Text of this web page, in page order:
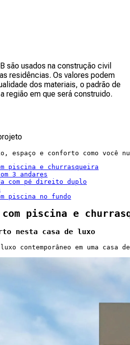
são usados na construção civil
residências. Os valores podem
dos materiais, o padrão de
região em que será construido.
espaço e conforto como você
piscina e churrasqueira
3 andares
com pé direito duplo
piscina no fundo
piscina e
nesta casa de luxo
contemporâneo em uma casa